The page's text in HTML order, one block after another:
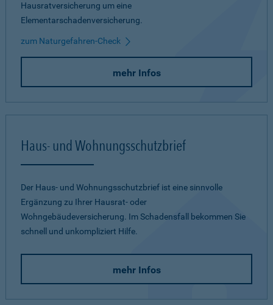
Hausratversicherung um eine
Elementarschadenversicherung.
zum Naturgefahren-Check
mehr Infos
Haus- und Wohnungsschutzbrief
Der Haus- und Wohnungsschutzbrief ist eine sinnvolle
Ergänzung zu Ihrer Hausrat- oder
Wohngebäudeversicherung. Im Schadensfall bekommen Sie
schnell und unkompliziert Hilfe.
mehr Infos